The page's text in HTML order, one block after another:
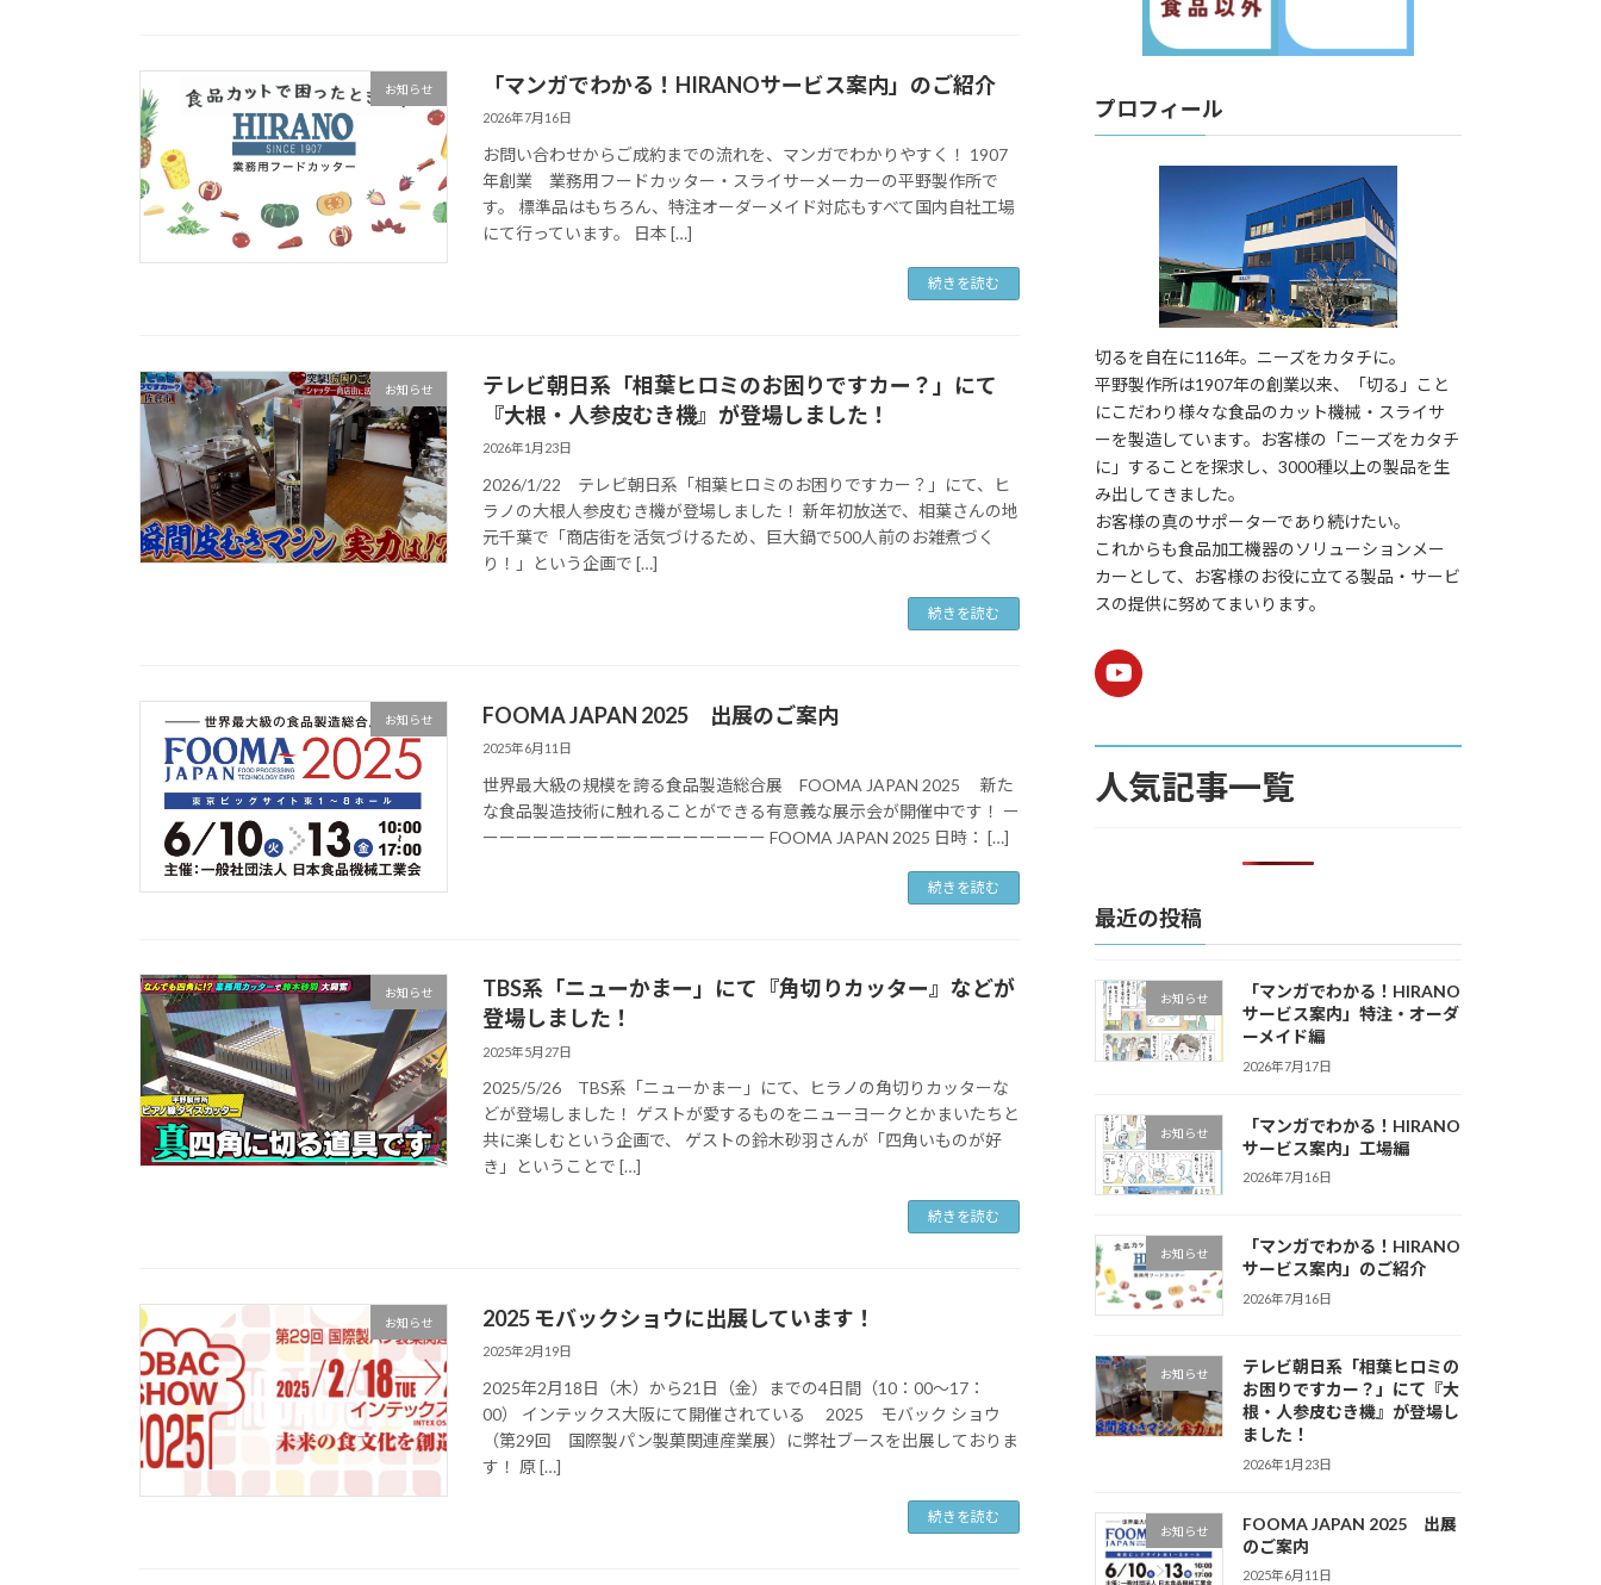
お知らせ 「マンガでわかる！HIRANOサービス案内」のご紹介
2026年7月16日
お問い合わせからご成約までの流れを、マンガでわかりやすく！ 1907
年創業 業務用フードカッター・スライサーメーカーの平野製作所で
す。 標準品はもちろん、特注オーダーメイド対応もすべて国内自社工場
にて行っています。 日本 […]
続きを読む
お知らせ
テレビ朝日系「相葉ヒロミのお困りですカー？」にて
『大根・人参皮むき機』が登場しました！
2026年1月23日
2026/1/22 テレビ朝日系「相葉ヒロミのお困りですカー？」にて、ヒ
ラノの大根人参皮むき機が登場しました！ 新年初放送で、相葉さんの地
元千葉で「商店街を活気づけるため、巨大鍋で500人前のお雑煮づく
り！」という企画で […]
続きを読む
お知らせ FOOMA JAPAN 2025 出展のご案内
2025年6月11日
世界最大級の規模を誇る食品製造総合展 FOOMA JAPAN 2025 新た
な食品製造技術に触れることができる有意義な展示会が開催中です！ ー
ーーーーーーーーーーーーーーーーー FOOMA JAPAN 2025 日時： […]
続きを読む
お知らせ
TBS系「ニューかまー」にて『角切りカッター』などが
登場しました！
2025年5月27日
2025/5/26 TBS系「ニューかまー」にて、ヒラノの角切りカッターな
どが登場しました！ ゲストが愛するものをニューヨークとかまいたちと
共に楽しむという企画で、 ゲストの鈴木砂羽さんが「四角いものが好
き」ということで […]
続きを読む
お知らせ 2025 モバックショウに出展しています！
2025年2月19日
2025年2月18日（木）から21日（金）までの4日間（10：00～17：
00） インテックス大阪にて開催されている 2025 モバック ショウ
（第29回 国際製パン製菓関連産業展）に弊社ブースを出展しておりま
す！ 原 […]
続きを読む
プロフィール
切るを自在に116年。ニーズをカタチに。
平野製作所は1907年の創業以来、「切る」こと
にこだわり様々な食品のカット機械・スライサ
ーを製造しています。お客様の「ニーズをカタチ
に」することを探求し、3000種以上の製品を生
み出してきました。
お客様の真のサポーターであり続けたい。
これからも食品加工機器のソリューションメー
カーとして、お客様のお役に立てる製品・サービ
スの提供に努めてまいります。
人気記事一覧
最近の投稿
お知らせ
「マンガでわかる！HIRANO
サービス案内」特注・オーダ
ーメイド編
2026年7月17日
お知らせ
「マンガでわかる！HIRANO
サービス案内」工場編
2026年7月16日
お知らせ
「マンガでわかる！HIRANO
サービス案内」のご紹介
2026年7月16日
お知らせ
テレビ朝日系「相葉ヒロミの
お困りですカー？」にて『大
根・人参皮むき機』が登場し
ました！
2026年1月23日
お知らせ
FOOMA JAPAN 2025 出展
のご案内
2025年6月11日